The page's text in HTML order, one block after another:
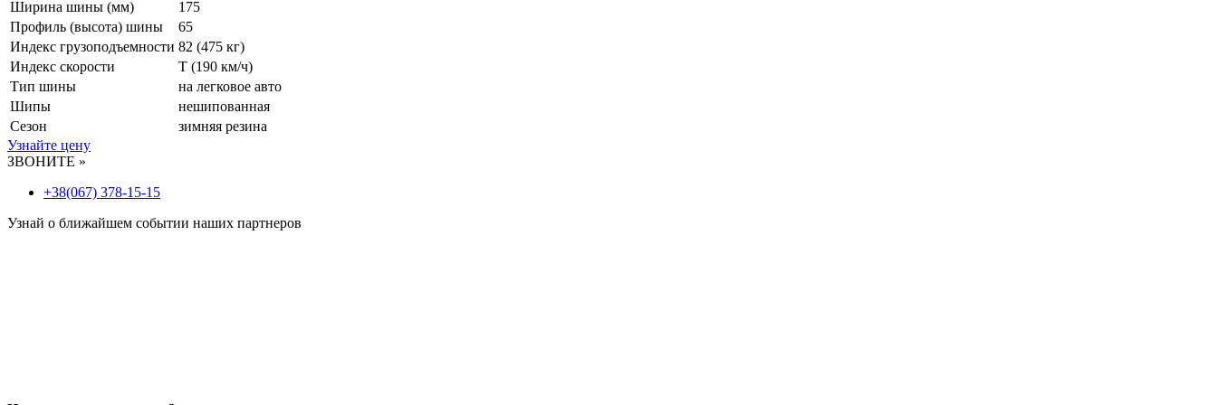
Ширина шины (мм)
175
Профиль (высота) шины
65
Индекс грузоподъемности 82 (475 кг)
Индекс скорости
T (190 км/ч)
Тип шины
на легковое авто
Шипы
нешипованная
Сезон
зимняя резина
Узнайте цену
ЗВОНИТЕ »
+38(067) 378-15-15
Узнай о ближайшем событии наших партнеров